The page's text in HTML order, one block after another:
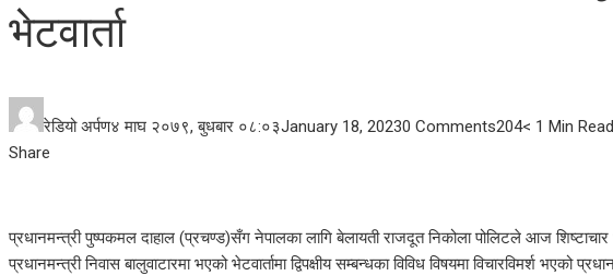
भेटवार्ता
रेडियो अर्पण४ माघ २०७९, बुधबार ०८:०३January 18, 20230 Comments204< 1 Min Read
Facebook
Twitter
LinkedIn
Pinterest
Stumbleupon
Email
Share
प्रधानमन्त्री पुष्पकमल दाहाल (प्रचण्ड)सँग नेपालका लागि बेलायती राजदूत निकोला पोलिटले आज शिष्टाचार
प्रधानमन्त्री निवास बालुवाटारमा भएको भेटवार्तामा द्विपक्षीय सम्बन्धका विविध विषयमा विचारविमर्श भएको